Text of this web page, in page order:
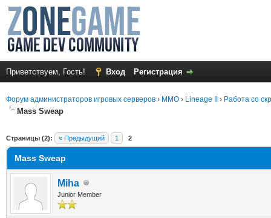
Приветствуем, Гость! Вход Регистрация
Форум администраторов игровых серверов › MMO › Lineage II › Работа со
Mass Sweap
Страницы (2): « Предыдущий 1 2
Mass Sweap
Miha
Junior Member